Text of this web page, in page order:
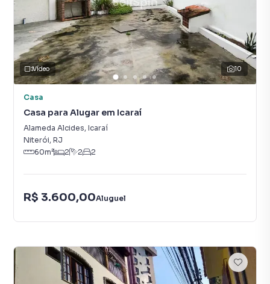
10
Vídeo
Casa
Casa para Alugar em Icaraí
Alameda Alcides, Icaraí
Niterói, RJ
60m² 2 2 2
R$ 3.600,00Aluguel